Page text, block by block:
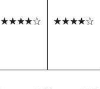
★★★★☆ ★★★★☆